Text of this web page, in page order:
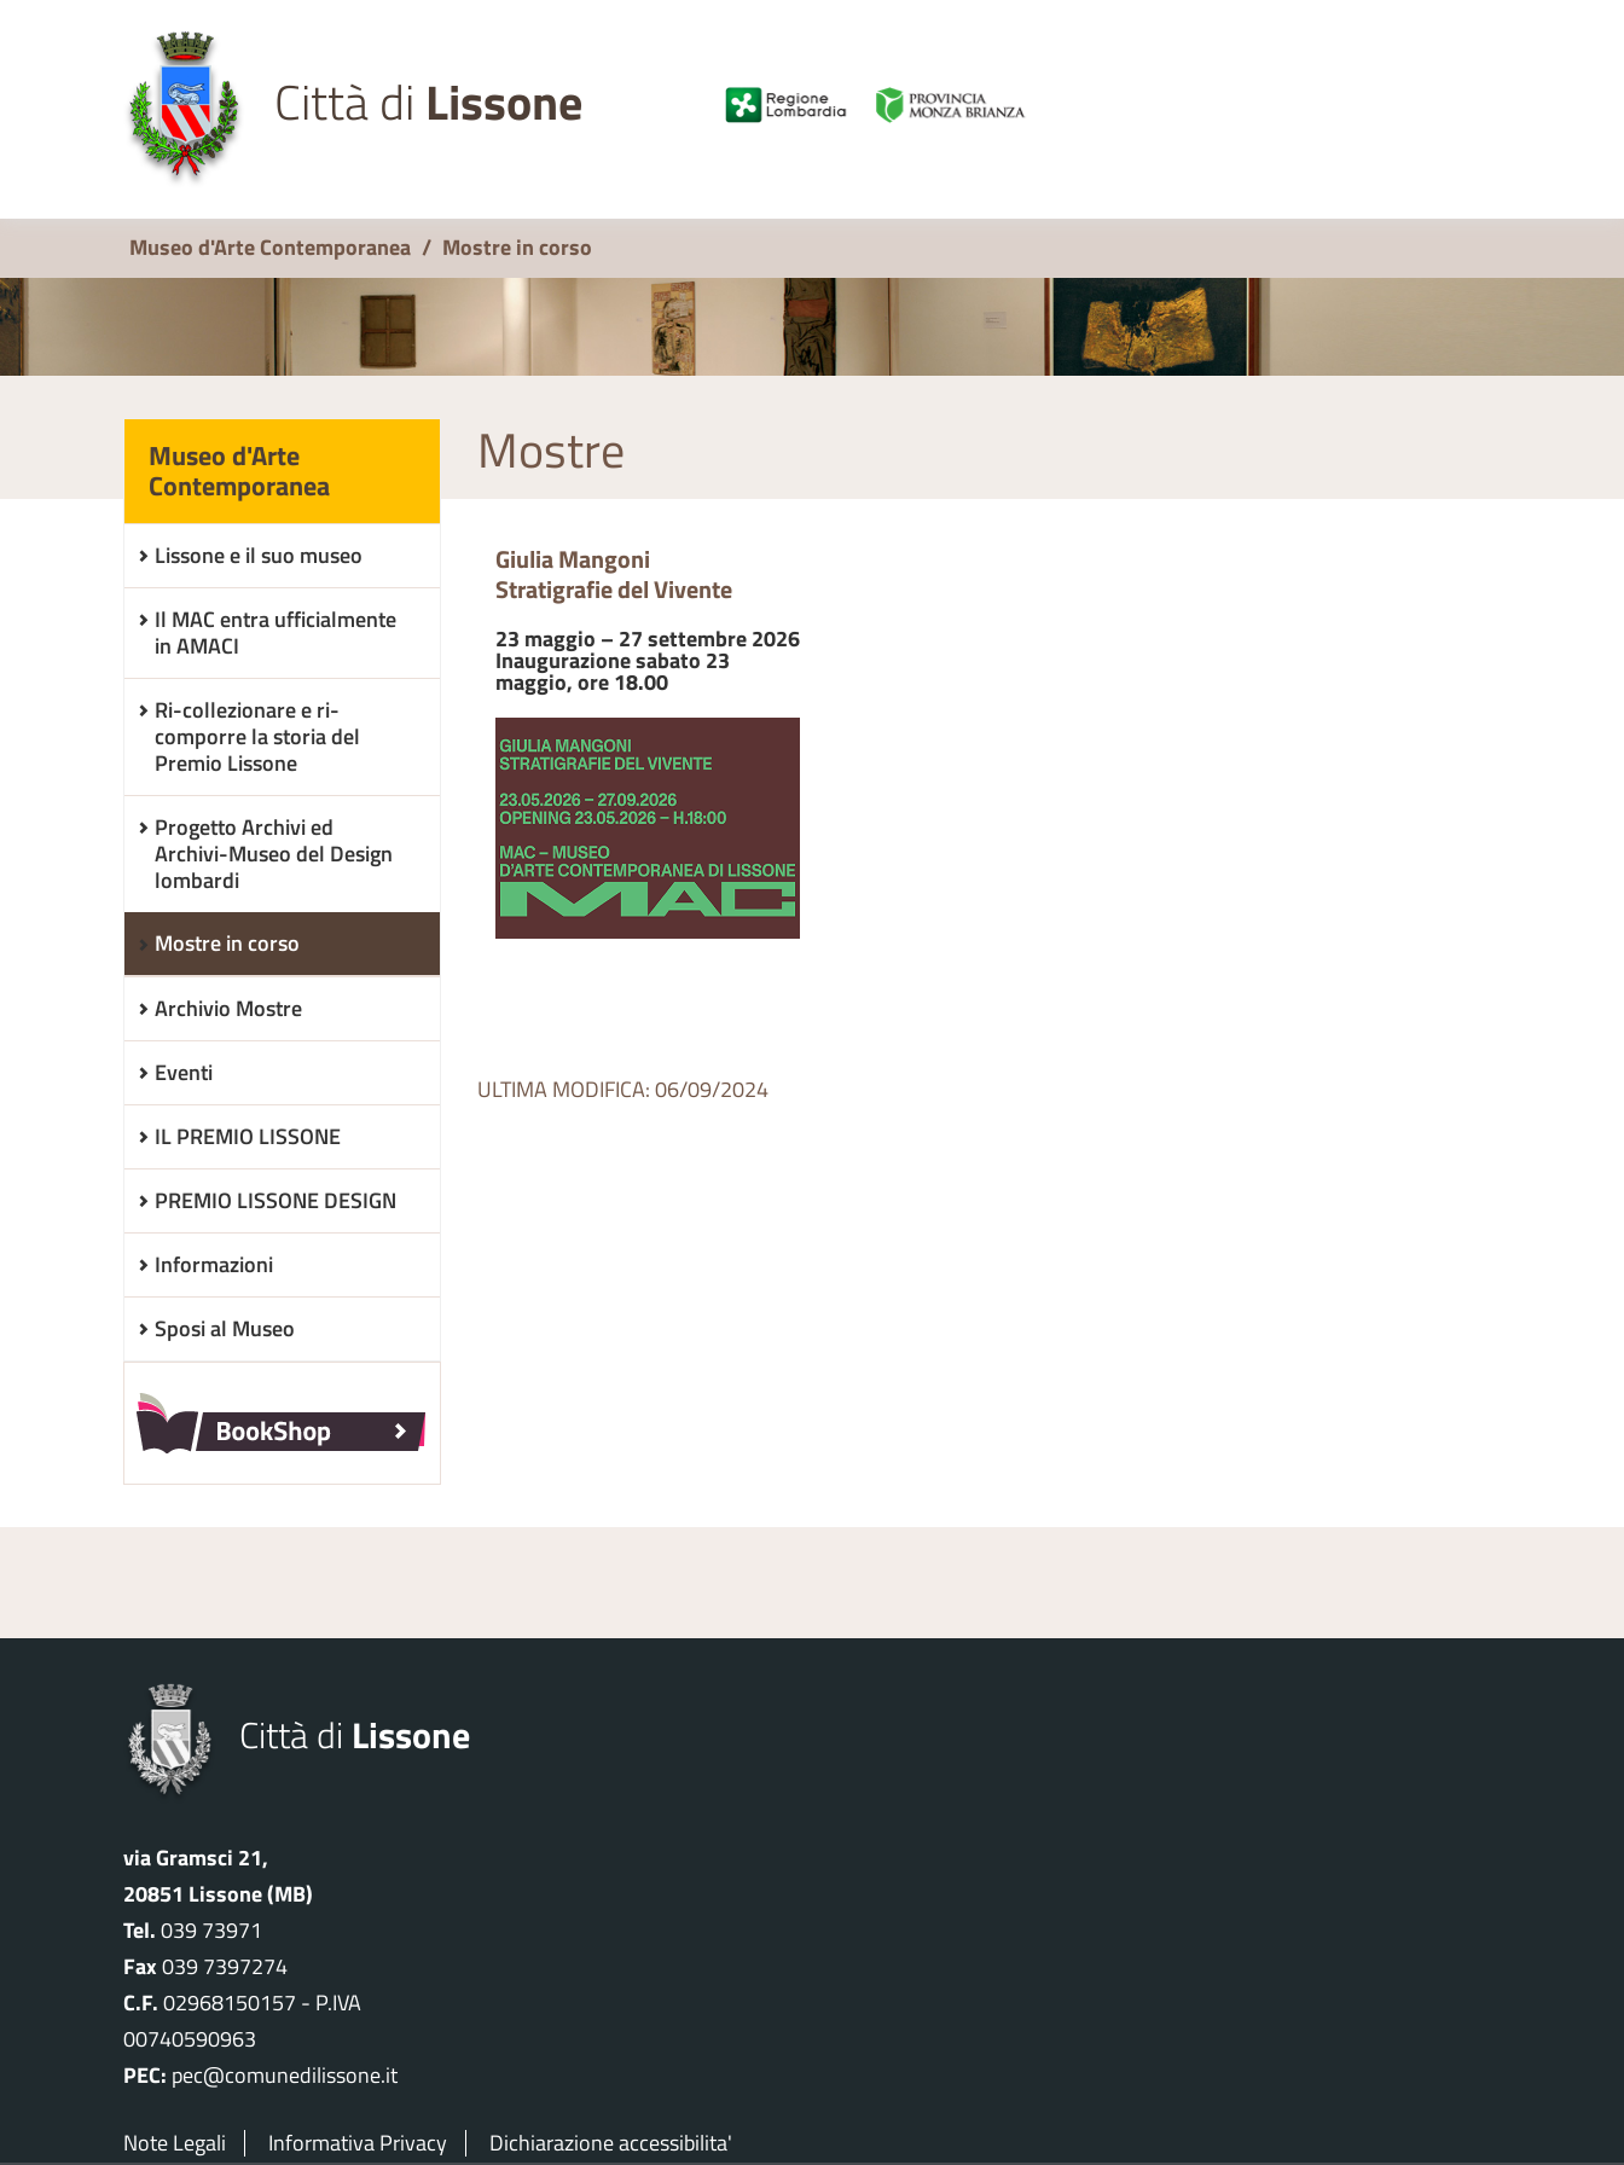
Città di Lissone
Museo d'Arte Contemporanea / Mostre in corso
Museo d'Arte
Contemporanea
Lissone e il suo museo
Il MAC entra ufficialmente
in AMACI
Ri-collezionare e ri-
comporre la storia del
Premio Lissone
Progetto Archivi ed
Archivi-Museo del Design
lombardi
Mostre in corso
Archivio Mostre
Eventi
IL PREMIO LISSONE
PREMIO LISSONE DESIGN
Informazioni
Sposi al Museo
Mostre
Giulia Mangoni
Stratigrafie del Vivente
23 maggio – 27 settembre 2026
Inaugurazione sabato 23
maggio, ore 18.00
ULTIMA MODIFICA: 06/09/2024
Città di Lissone
via Gramsci 21,
20851 Lissone (MB)
Tel.039 73971
Fax039 7397274
C.F.02968150157 - P.IVA
00740590963
PEC: pec@comunedilissone.it
Note Legali Informativa Privacy Dichiarazione accessibilita'